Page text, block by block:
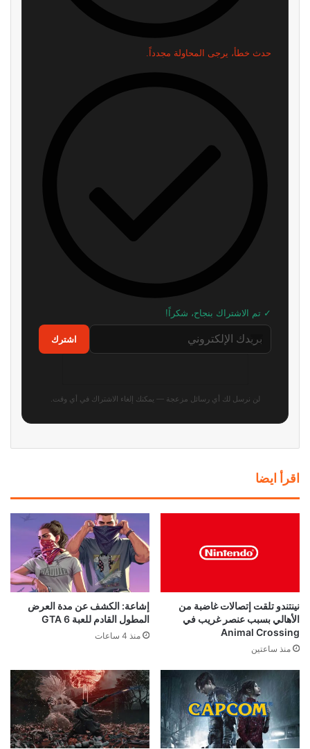
حدث خطأ، يرجى المحاولة مجدداً.
✓ تم الاشتراك بنجاح، شكراً!
اشترك
لن نرسل لك أي رسائل مزعجة — يمكنك إلغاء الاشتراك في أي وقت.
اقرأ ايضا
نينتندو تلقت إتصالات غاضبة من
الأهالي بسبب عنصر غريب في
Animal Crossing
منذ ساعتين
إشاعة: الكشف عن مدة العرض
المطول القادم للعبة GTA 6
منذ 4 ساعات